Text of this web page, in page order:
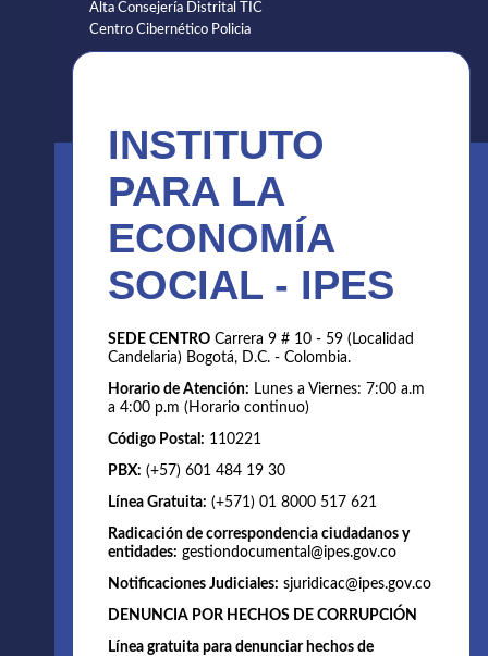
Alta Consejería Distrital TIC
Centro Cibernético Policia
INSTITUTO
PARA LA
ECONOMÍA
SOCIAL - IPES
SEDE CENTRO Carrera 9 # 10 - 59 (Localidad
Candelaria) Bogotá, D.C. - Colombia.
Horario de Atención: Lunes a Viernes: 7:00 a.m
a 4:00 p.m (Horario continuo)
Código Postal: 110221
PBX: (+57) 601 484 19 30
Línea Gratuita: (+571) 01 8000 517 621
Radicación de correspondencia ciudadanos y
entidades: gestiondocumental@ipes.gov.co
Notificaciones Judiciales: sjuridicac@ipes.gov.co
DENUNCIA POR HECHOS DE CORRUPCIÓN
Línea gratuita para denunciar hechos de